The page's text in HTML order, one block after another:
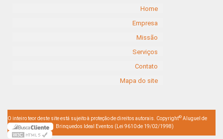
Home
Empresa
Missão
Serviços
Contato
Mapa do site
O inteiro teor deste site está sujeito à proteção de direitos autorais. Copyright© Aluguel de
Brinquedos Ideal Eventos (Lei 9610 de 19/02/1998)